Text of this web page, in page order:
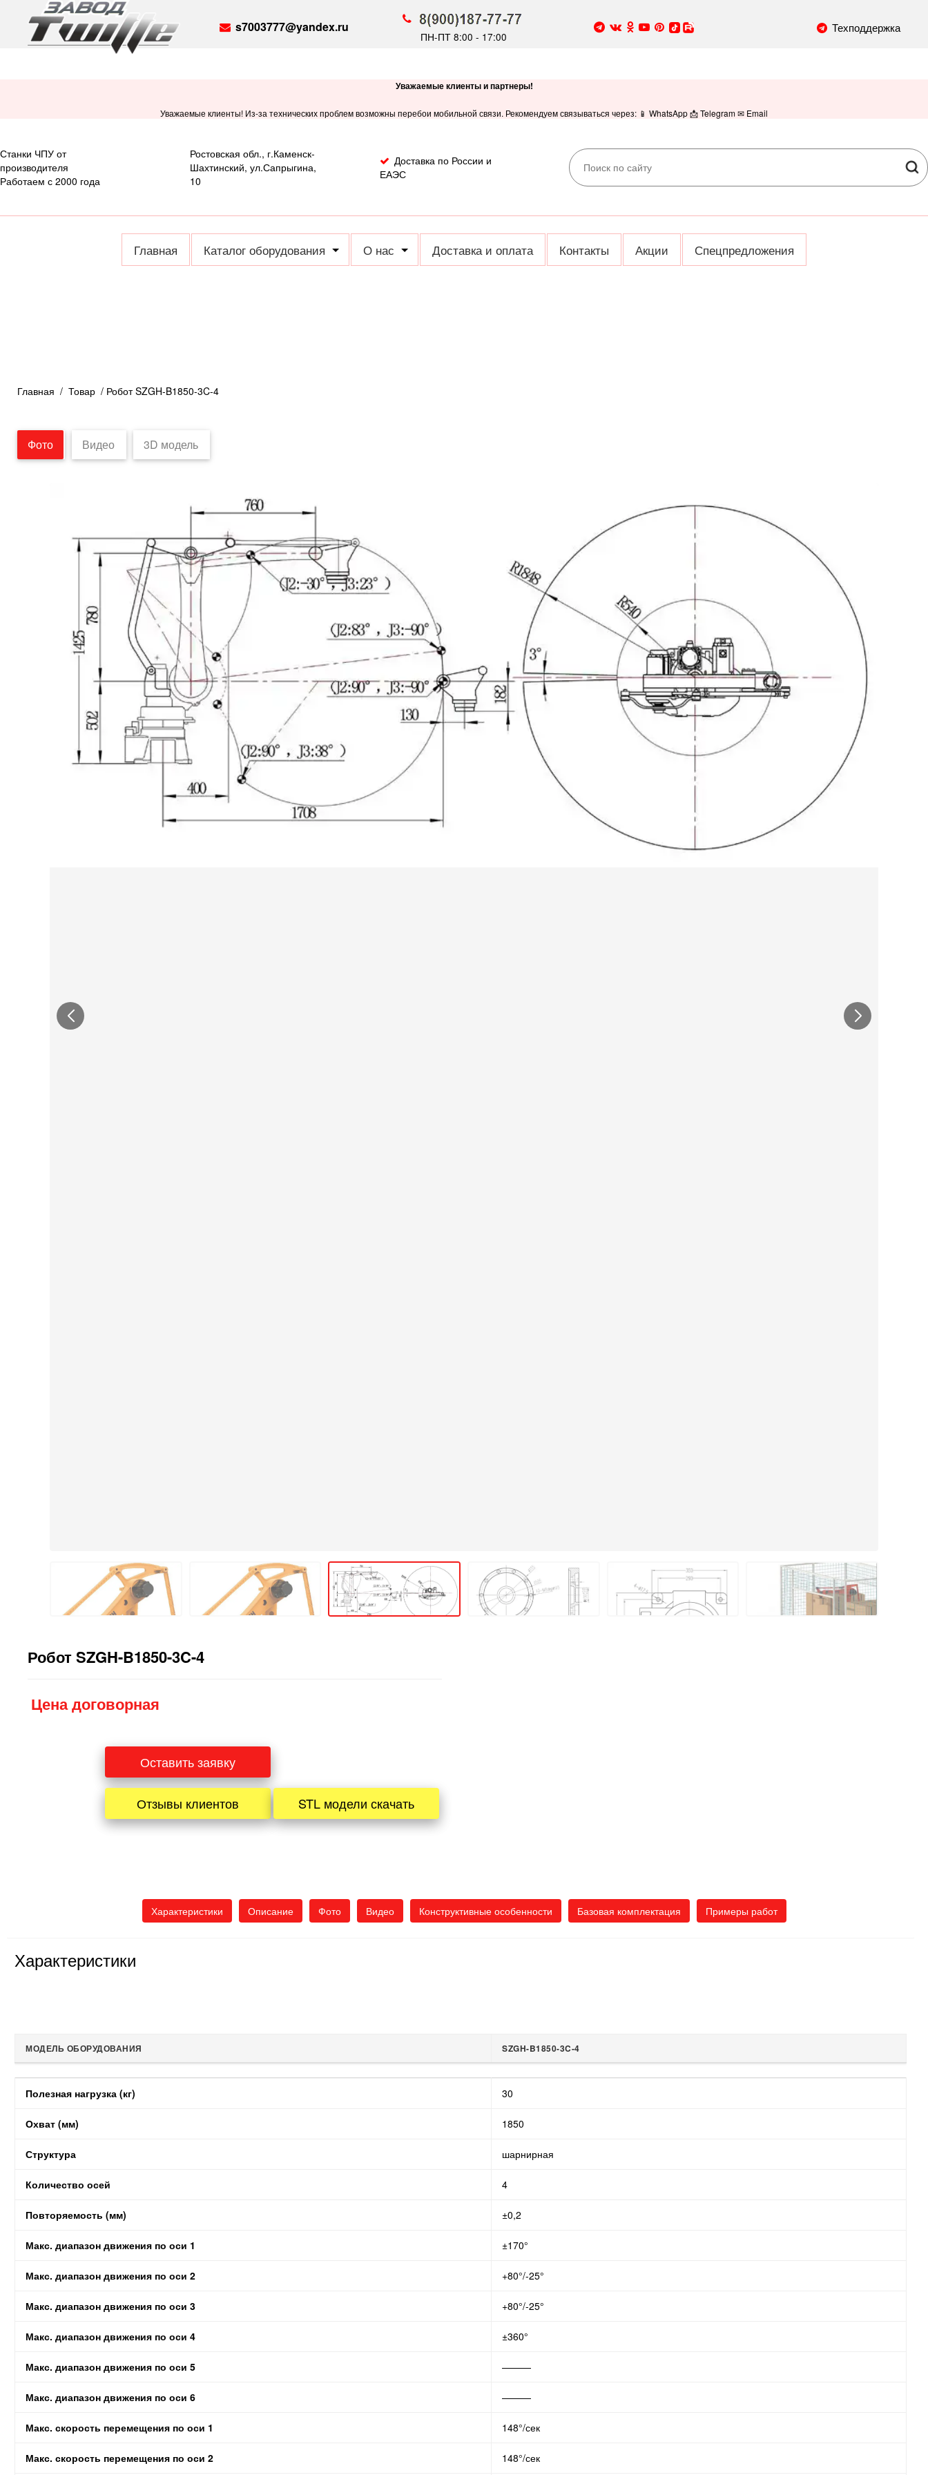
s7003777@yandex.ru
ПН-ПТ 8:00 - 17:00
Техподдержка
Уважаемые клиенты и партнеры!
Уважаемые клиенты! Из-за технических проблем возможны перебои мобильной связи. Рекомендуем связываться через: 📱 WhatsApp 📩 Telegram ✉ Email
Станки ЧПУ от
производителя
Работаем с 2000 года
Ростовская обл., г.Каменск-
Шахтинский, ул.Сапрыгина,
10
Доставка по России и
ЕАЭС
Главная Каталог оборудования О нас Доставка и оплата Контакты Акции Спецпредложения
Главная / Товар / Робот SZGH-B1850-3C-4
Фото Видео 3D модель
Робот SZGH-B1850-3C-4
Цена договорная
Оставить заявку
Отзывы клиентов STL модели скачать
Характеристики Описание Фото Видео Конструктивные особенности Базовая комплектация Примеры работ
Характеристики
МОДЕЛЬ ОБОРУДОВАНИЯ SZGH-B1850-3C-4
Полезная нагрузка (кг) 30
Охват (мм) 1850
Структура шарнирная
Количество осей 4
Повторяемость (мм) ±0,2
Макс. диапазон движения по оси 1 ±170°
Макс. диапазон движения по оси 2 +80°/-25°
Макс. диапазон движения по оси 3 +80°/-25°
Макс. диапазон движения по оси 4 ±360°
Макс. диапазон движения по оси 5 ———
Макс. диапазон движения по оси 6 ———
Макс. скорость перемещения по оси 1 148°/сек
Макс. скорость перемещения по оси 2 148°/сек